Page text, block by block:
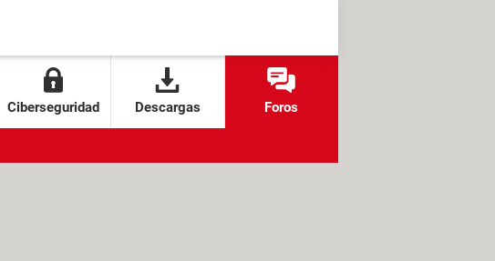
Ciberseguridad Descargas Foros